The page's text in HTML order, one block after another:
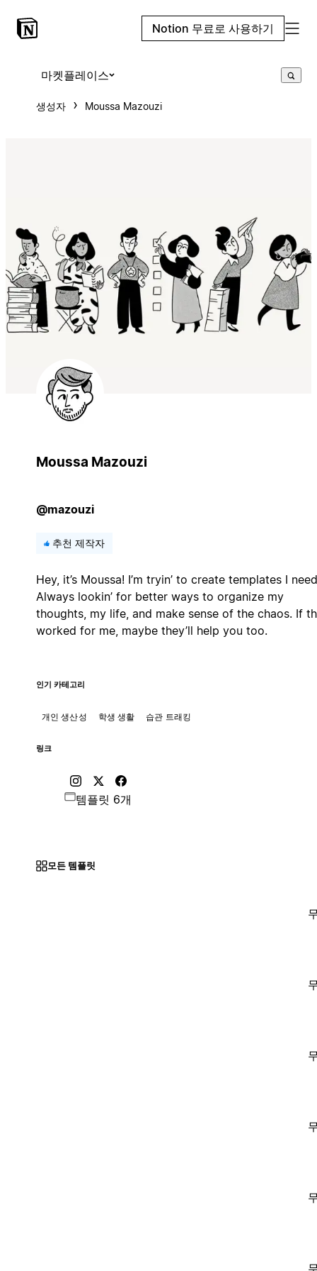
Notion 무료로 사용하기
마켓플레이스
생성자 Moussa Mazouzi
Moussa Mazouzi
@mazouzi
추천 제작자
Hey, it’s Moussa! I’m tryin’ to create templates I
Always lookin’ for better ways to organize my
thoughts, my life, and make sense of the chaos. If
worked for me, maybe they’ll help you too.
인기 카테고리
개인 생산성 학생 생활 습관 트래킹
링크
템플릿 6개
모든 템플릿